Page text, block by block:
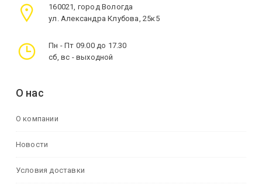
160021, город Вологда
ул. Александра Клубова, 25к5
Пн - Пт 09.00 до 17.30
сб, вс - выходной
О нас
О компании
Новости
Условия доставки